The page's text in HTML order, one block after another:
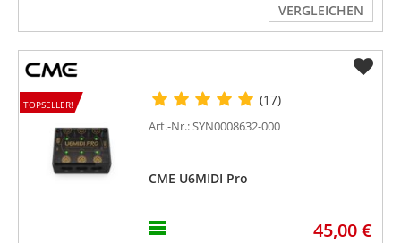
VERGLEICHEN
TOPSELLER! (17)
Art.-Nr.: SYN0008632-000
CME U6MIDI Pro
45,00 €